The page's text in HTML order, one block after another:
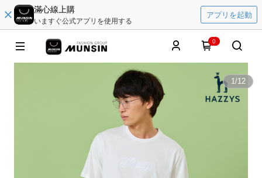
滿心線上購
いますぐ公式アプリを使用する
アプリを起動
0
1/12